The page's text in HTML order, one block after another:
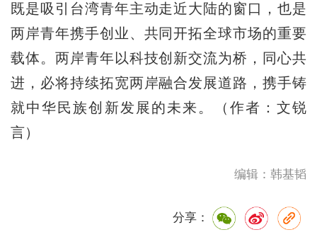
既是吸引台湾青年主动走近大陆的窗口，也是
两岸青年携手创业、共同开拓全球市场的重要
载体。两岸青年以科技创新交流为桥，同心共
进，必将持续拓宽两岸融合发展道路，携手铸
就中华民族创新发展的未来。（作者：文锐
言）
编辑：韩基韬
分享：